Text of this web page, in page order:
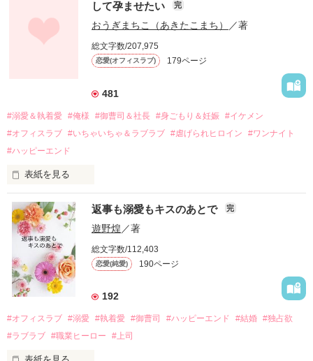
幼なじみの哲平に淡い恋心を抱いていた美桜。
しかし、ある出来事をきっかけに二人の関係は壊れてしまう。
関係修復もできないまま、美桜は両親の離婚によって
引っ越すことになり、哲平とも離れ離れになった。
それから約十二年後。
過去の傷から、二度と会いたくないと思っていた哲平に
運命のような再会を果たす。
酔った勢いで一夜を共にしてしまった。
さらに、美桜が初めてだと知った哲平は
『責任をとる、結婚しよう』と真っ直ぐに告げてきた。
戸惑う美桜とは裏腹に、好きという気持ちを隠すことなく
甘やかしてくる。
そんなある日、哲平は美桜がストーカー被害に
遭っていることを知る。
美桜を守るため、哲平は同居を提案してきて――。
夏木美桜(なつきみお)
鳴海哲平 (なるみてっぺい)
して孕ませたい
完
おうぎまちこ（あきたこまち） ／著
総文字数/207,975
恋愛(オフィスラブ) 179ページ
481
#溺愛＆執着愛 #俺様 #御曹司＆社長 #身ごもり＆妊娠 #イケメン
#オフィスラブ #いちゃいちゃ＆ラブラブ #虐げられヒロイン
#ワンナイト
#ハッピーエンド
表紙を見る
おかしな噂を流されて前の職場でうまくいかなかった梅田美
桜は、海外で傷心旅行をしていたところ、日本人美青年と出会
い、酒の勢いもあり一夜限りの関係となる。
帰国後、美桜は新しい職場でワンナイトした美青年と再会。
なんと彼の正体は、とある財閥御曹司にも関わらず、一族を離
れて起業した新進気鋭の実業家、社内でも冷徹だと評判な社長
――御影恭司その人だったのだ――！
なぜか恭司から飼い猫の世話係を命じられた美桜は、猫の世
の関係となってしまい――？
返事も溺愛もキスのあとで 完
遊野煌 ／著
総文字数/112,403
恋愛(純愛) 190ページ
192
#オフィスラブ #溺愛 #執着愛 #御曹司 #ハッピーエンド #結婚 #独占欲
#ラブラブ #職業ヒーロー #上司